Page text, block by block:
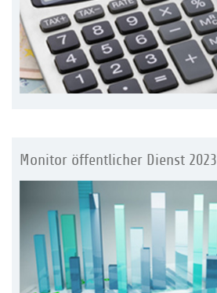
Monitor öffentlicher Dienst 2023